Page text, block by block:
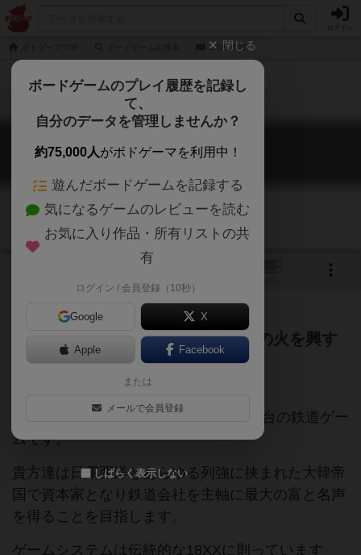
1899 大韓
1899 大韓
1899 DAIHAN
1899年、大韓帝国の落日にて鉄道の火を興す
1899年、日韓併合直前の大韓帝国が舞台の鉄道ゲー
ムです。
貴方達は日露西洋とあらゆる列強に挟まれた大韓帝
国で資本家となり鉄道会社を主軸に最大の富と名声
を得ることを目指します。
ゲームシステムは伝統的な18XXに則っています
閉じる
ボードゲームのプレイ履歴を記録し
て、
自分のデータを管理しませんか？
約75,000人がボドゲーマを利用中！
遊んだボードゲームを記録する
気になるゲームのレビューを読む
お気に入り作品・所有リストの共
有
ログイン / 会員登録（10秒）
Google X
Apple Facebook
または
メールで会員登録
しばらく表示しない